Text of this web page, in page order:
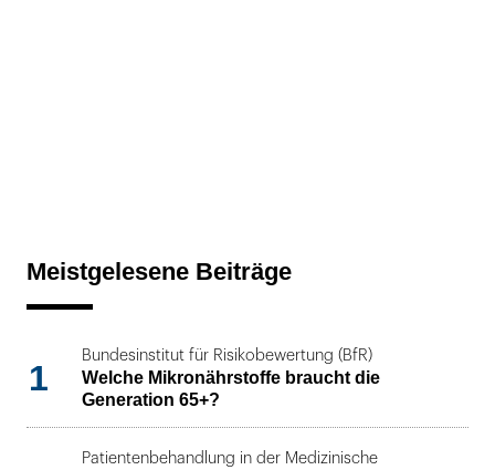
Meistgelesene Beiträge
1
Bundesinstitut für Risikobewertung (BfR)
Welche Mikronährstoffe braucht die
Generation 65+?
Patientenbehandlung in der Medizinische